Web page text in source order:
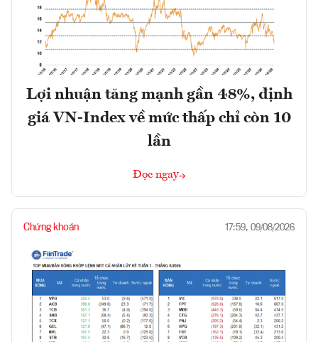
Lợi nhuận tăng mạnh gần 48%, định
giá VN-Index về mức thấp chỉ còn 10
lần
Đọc ngay
Chứng khoán 17:59, 09/08/2026